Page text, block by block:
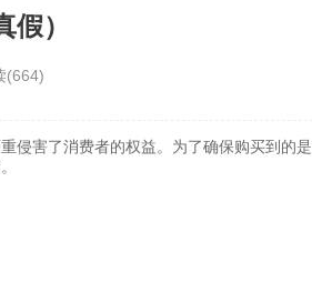
）
(664)
侵害了消费者的权益。为了确保购买到的是